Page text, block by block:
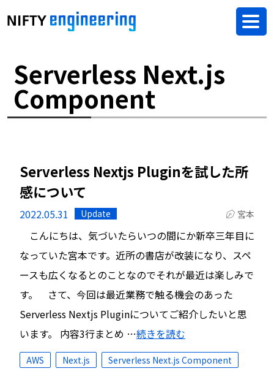
Serverless Next.js
Component
Serverless Nextjs Pluginを試した所
感について
2022.05.31 Update 宮本
こんにちは、気づいたらいつの間にか新卒三年目に
なっていた宮本です。近所の書店が改装になり、スペ
ースも広くなるとのことなのでそれが最近は楽しみで
す。 さて、今回は最近業務で触る機会のあった
Serverless Nextjs Pluginについてご紹介したいと思
います。 内容3行まとめ …続きを読む
AWS Next.js Serverless Next.js Component